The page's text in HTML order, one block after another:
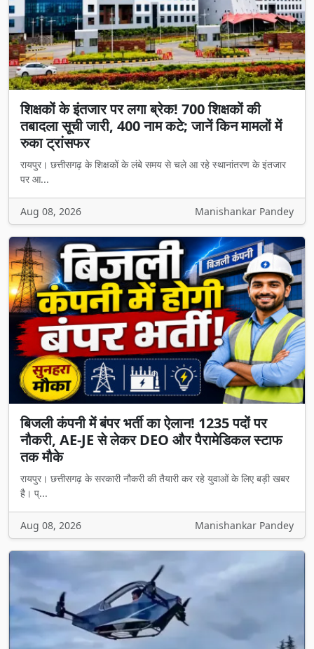
शिक्षकों के इंतजार पर लगा ब्रेक! 700 शिक्षकों की
तबादला सूची जारी, 400 नाम कटे; जानें किन मामलों में
रुका ट्रांसफर
रायपुर। छत्तीसगढ़ के शिक्षकों के लंबे समय से चले आ रहे स्थानांतरण के इंतजार
पर आ...
Aug 08, 2026 Manishankar Pandey
बिजली कंपनी में बंपर भर्ती का ऐलान! 1235 पदों पर
नौकरी, AE-JE से लेकर DEO और पैरामेडिकल स्टाफ
तक मौके
रायपुर। छत्तीसगढ़ के सरकारी नौकरी की तैयारी कर रहे युवाओं के लिए बड़ी खबर
है। प्...
Aug 08, 2026 Manishankar Pandey